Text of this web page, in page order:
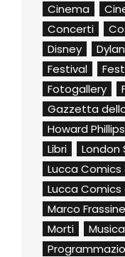
Cinema
Concerti
Disney
Festival
Fotogallery
Gazzetta
Howard
Libri
London
Lucca Comics
Lucca
Marco
Morti
Musica